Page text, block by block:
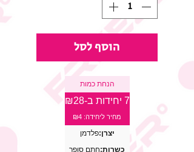
הוסף לסל
הנחת כמות
7 יחידות ב-₪28
מחיר ליחידה: ₪4
יצרן:פלדמן
כשרות:חתם סופר